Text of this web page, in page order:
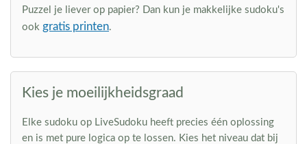
Puzzel je liever op papier? Dan kun je makkelijke sudoku's
ook gratis printen.
Kies je moeilijkheidsgraad
Elke sudoku op LiveSudoku heeft precies één oplossing
en is met pure logica op te lossen. Kies het niveau dat bij